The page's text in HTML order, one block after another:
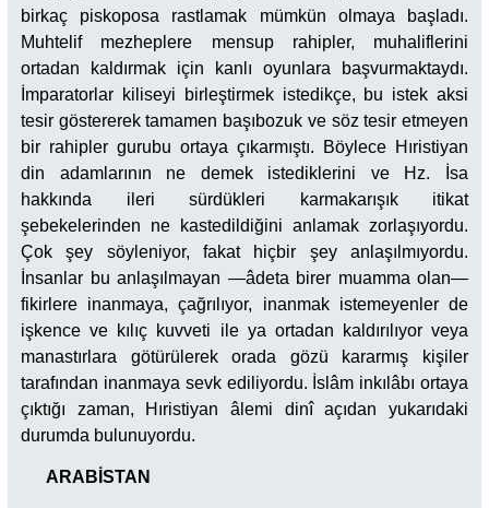
birkaç piskoposa rastlamak mümkün olmaya başladı.
Muhtelif mezheplere mensup rahipler, muhaliflerini
ortadan kaldırmak için kanlı oyunlara başvurmaktaydı.
İmparatorlar kiliseyi birleştirmek istedikçe, bu istek aksi
tesir göstererek tamamen başıbozuk ve söz tesir etmeyen
bir rahipler gurubu ortaya çıkarmıştı. Böylece Hıristiyan
din adamlarının ne demek istediklerini ve Hz. İsa
hakkında ileri sürdükleri karmakarışık itikat
şebekelerinden ne kastedildiğini anlamak zorlaşıyordu.
Çok şey söyleniyor, fakat hiçbir şey anlaşılmıyordu.
İnsanlar bu anlaşılmayan —âdeta birer muamma olan—
fikirlere inanmaya, çağrılıyor, inanmak istemeyenler de
işkence ve kılıç kuvveti ile ya ortadan kaldırılıyor veya
manastırlara götürülerek orada gözü kararmış kişiler
tarafından inanmaya sevk ediliyordu. İslâm inkılâbı ortaya
çıktığı zaman, Hıristiyan âlemi dinî açıdan yukarıdaki
durumda bulunuyordu.
ARABİSTAN